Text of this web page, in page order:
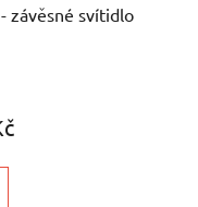
závěsné svítidlo